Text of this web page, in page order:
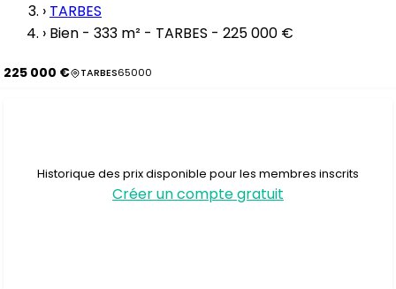
› TARBES
› Bien - 333 m² - TARBES - 225 000 €
225 000 € TARBES65000
Historique des prix disponible pour les membres inscrits
Créer un compte gratuit